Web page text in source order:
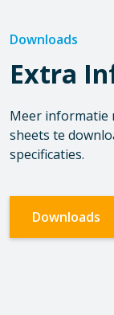
Downloads
Extra
Meer informatie
sheets te
specificaties.
Downloads